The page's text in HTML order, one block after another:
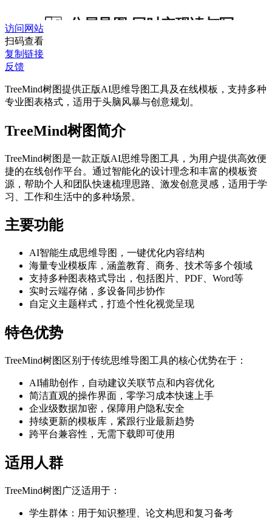
访问网站
扫码查看
复制链接
反馈
TreeMind树图提供正版AI思维导图工具及在线模板，支持多种
专业图表格式，适用于头脑风暴与创意规划。
TreeMind树图简介
TreeMind树图是一款正版AI思维导图工具，为用户提供高效便
捷的在线创作平台。通过智能化的设计理念和丰富的模板资
源，帮助个人和团队快速梳理思路、激发创意灵感，适用于学
习、工作和生活中的多种场景。
主要功能
AI智能生成思维导图，一键优化内容结构
海量专业模板库，涵盖教育、商务、技术等多个领域
支持多种图表格式导出，包括图片、PDF、Word等
实时云端存储，多设备同步协作
自定义主题样式，打造个性化视觉呈现
特色优势
TreeMind树图区别于传统思维导图工具的核心优势在于：
AI辅助创作，自动建议关联节点和内容优化
简洁直观的操作界面，零学习成本快速上手
企业级数据加密，保障用户隐私安全
持续更新的模板库，紧跟行业最新趋势
跨平台兼容性，无需下载即可使用
适用人群
TreeMind树图广泛适用于：
学生群体：用于知识整理、论文构思和复习备考